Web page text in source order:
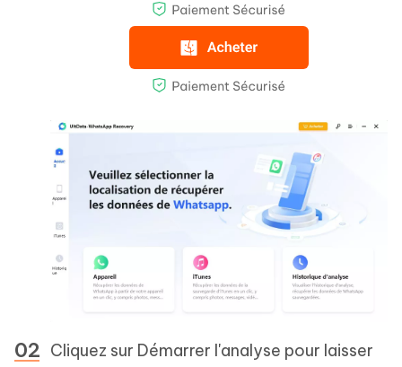
Cliquez sur Démarrer l'analyse pour laisser